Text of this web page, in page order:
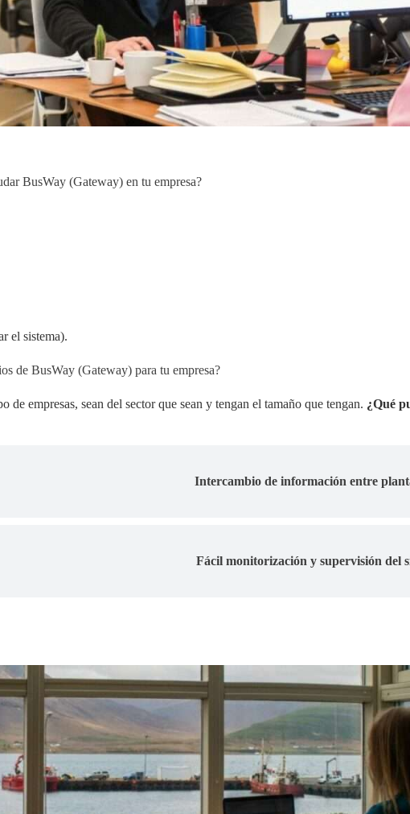
BusWay (Gateway) en tu empresa?
el sistema).
de BusWay (Gateway) para tu empresa?
empresas, sean del sector que sean y tengan el tamaño que tengan. ¿Qué
Intercambio de información entre
Fácil monitorización y supervisión del